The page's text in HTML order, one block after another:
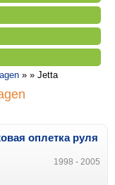
» » Jetta
оплетка руля
1998 - 2005